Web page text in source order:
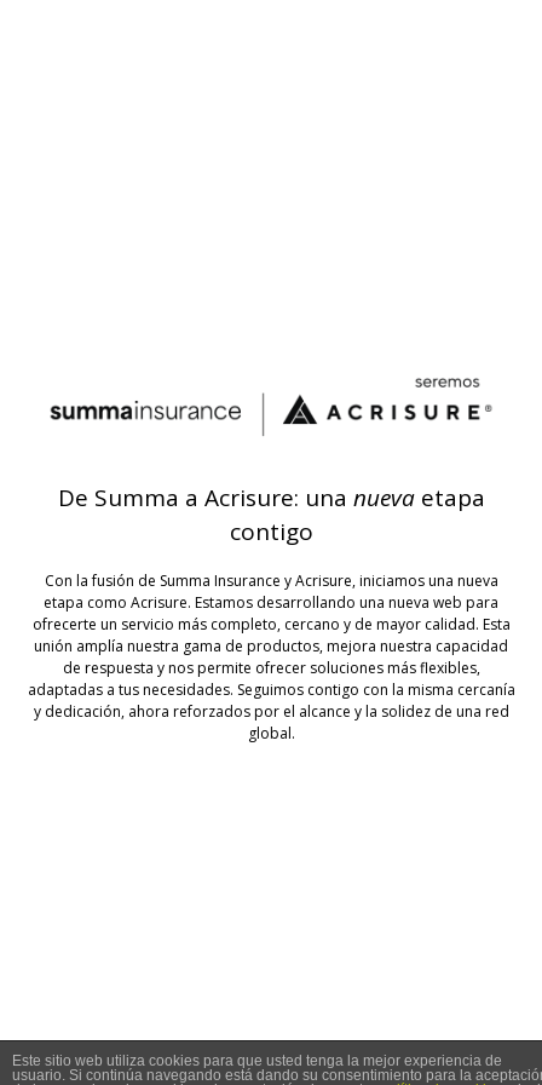
De Summa a Acrisure: una nuevaetapa
contigo
Con la fusión de Summa Insurance y Acrisure, iniciamos una nueva
etapa como Acrisure. Estamos desarrollando una nueva web para
ofrecerte un servicio más completo, cercano y de mayor calidad. Esta
unión amplía nuestra gama de productos, mejora nuestra capacidad
de respuesta y nos permite ofrecer soluciones más flexibles,
adaptadas a tus necesidades. Seguimos contigo con la misma cercanía
y dedicación, ahora reforzados por el alcance y la solidez de una red
global.
© 2026 Summa Seguros
Este sitio web utiliza cookies para que usted tenga la mejor experiencia de
usuario. Si continúa navegando está dando su consentimiento para la